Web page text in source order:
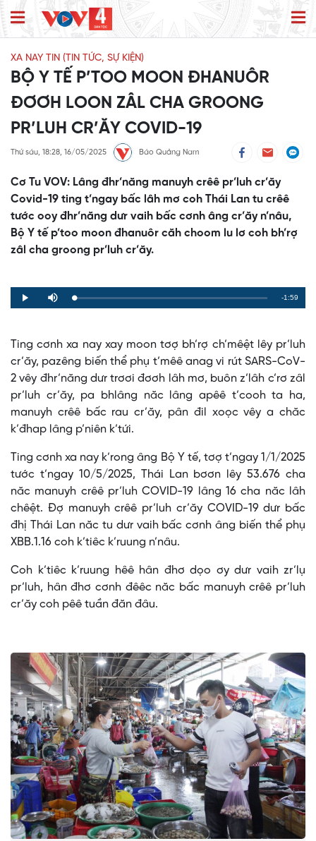
XA NAY TIN (TIN TỨC, SỰ KIỆN)
BỘ Y TẾ P’TOO MOON ĐHANUÔR
ĐƠƠH LOON ZÂL CHA GROONG
PR’LUH CR’ĂY COVID-19
Thứ sáu, 18:28, 16/05/2025 Báo Quảng Nam
Cơ Tu VOV: Lâng đhr’năng manuyh crêê pr’luh cr’ăy
Covid-19 ting t’ngay bấc lâh mơ coh Thái Lan tu crêê
tước ooy đhr’năng dưr vaih bấc cơnh âng cr’ăy n’nâu,
Bộ Y tế p’too moon đhanuôr căh choom lu lơ coh bh’rợ
zâl cha groong pr’luh cr’ăy.
Play Mute Loaded:
0%
Progress:
0%
Remaining
-1:59
Ting cơnh xa nay xay moon tơợ bh’rợ ch’mêệt lêy pr’luh
cr’ăy, pazêng biến thể phụ t’mêê anag vi rút SARS-CoV-
2 vêy đhr’năng dưr trơơi đơơh lâh mơ, buôn z’lâh c’rơ zâl
pr’luh cr’ăy, pa bhlâng năc lâng apêê t’cooh ta ha,
manuyh crêê bấc rau cr’ăy, pân đil xoọc vêy a chăc
k’đhap lâng p’niên k’tứi.
Ting cơnh xa nay k’rong âng Bộ Y tế, tơợ t’ngay 1/1/2025
tước t’ngay 10/5/2025, Thái Lan bơơn lêy 53.676 cha
năc manuyh crêê pr’luh COVID-19 lâng 16 cha năc lâh
chêệt. Đợ manuyh crêê pr’luh cr’ăy COVID-19 dưr bấc
đhị Thái Lan năc tu dưr vaih bấc cơnh âng biến thể phụ
XBB.1.16 coh k’tiêc k’ruung n’nâu.
Coh k’tiêc k’ruung hêê hân đhơ dọo ơy dưr vaih zr’lụ
pr’luh, hân đhơ cơnh đêêc năc bấc manuyh crêê pr’luh
cr’ăy coh pêê tuần đăn đâu.